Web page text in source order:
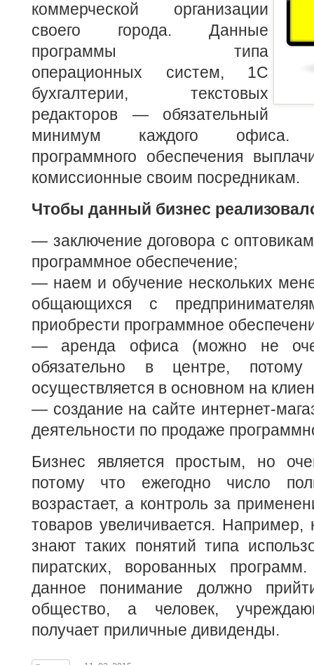
коммерческой организации
своего города. Данные
программы типа
операционных систем, 1С
бухгалтерии, текстовых
редакторов — обязательный
минимум каждого офиса.
программного обеспечения
комиссионные своим посредникам.
Чтобы данный бизнес
— заключение договора с
программное обеспечение;
— наем и обучение нескольких
общающихся с
приобрести программное
— аренда офиса (можно не
обязательно в центре,
осуществляется в основном на
— создание на сайте интернет-
деятельности по продаже
Бизнес является простым, но
потому что ежегодно число
возрастает, а контроль за
товаров увеличивается.
знают таких понятий типа
пиратских, ворованных
данное понимание должно
общество, а человек,
получает приличные дивиденды.